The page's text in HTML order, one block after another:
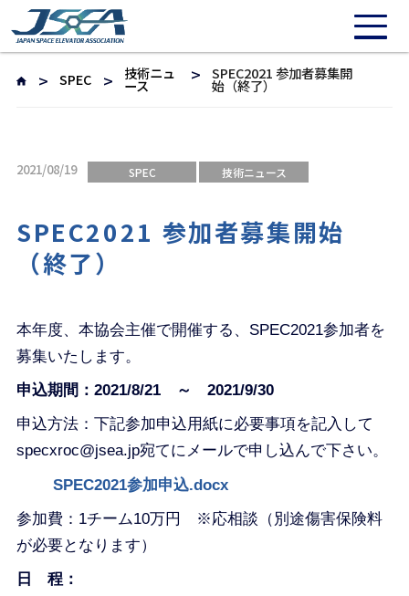
SPEC 技術ニュ
ース
SPEC2021 参加者募集開
始（終了）
2021/08/19 SPEC 技術ニュース
SPEC2021 参加者募集開始
（終了）
本年度、本協会主催で開催する、SPEC2021参加者を
募集いたします。
申込期間：2021/8/21 ～ 2021/9/30
申込方法：下記参加申込用紙に必要事項を記入して
specxroc@jsea.jp宛てにメールで申し込んで下さい。
SPEC2021参加申込.docx
参加費：1チーム10万円 ※応相談（別途傷害保険料
が必要となります）
日 程：